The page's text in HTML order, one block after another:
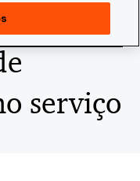
serviço